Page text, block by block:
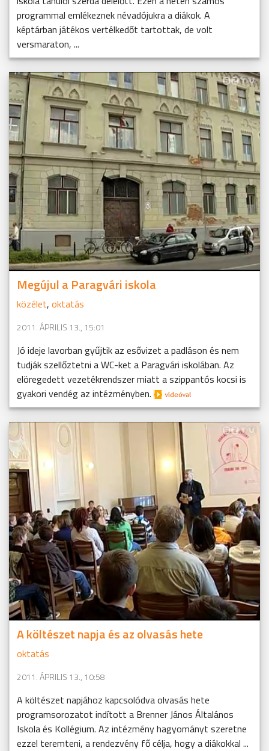
programmal emlékeznek névadójukra a diákok. A
képtárban játékos vertélkedőt tartottak, de volt
versmaraton, ...
Megújul a Paragvári iskola
közélet, oktatás
2011. ÁPRILIS 13., 15:01
Jó ideje lavorban gyűjtik az esővizet a padláson és nem
tudják szellőztetni a WC-ket a Paragvári iskolában. Az
elöregedett vezetékrendszer miatt a szippantós kocsi is
gyakori vendég az intézményben.
A költészet napja és az olvasás hete
oktatás
2011. ÁPRILIS 13., 10:58
A költészet napjához kapcsolódva olvasás hete
programsorozatot indított a Brenner János Általános
Iskola és Kollégium. Az intézmény hagyományt szeretne
ezzel teremteni, a rendezvény fő célja, hogy a diákokkal ...